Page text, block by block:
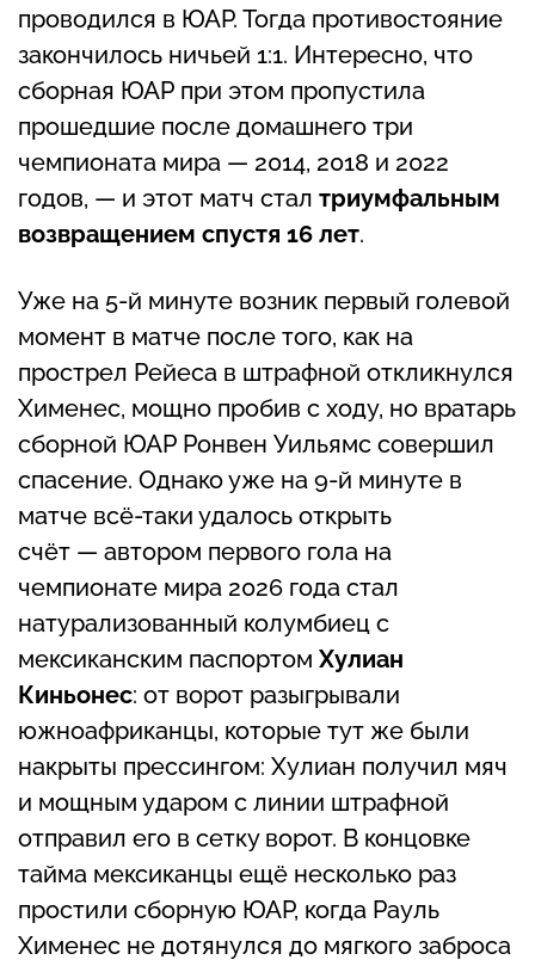
проводился в ЮАР. Тогда противостояние
закончилось ничьей 1:1. Интересно, что
сборная ЮАР при этом пропустила
прошедшие после домашнего три
чемпионата мира — 2014, 2018 и 2022
годов, — и этот матч стал триумфальным
возвращением спустя 16 лет.
Уже на 5-й минуте возник первый голевой
момент в матче после того, как на
прострел Рейеса в штрафной откликнулся
Хименес, мощно пробив с ходу, но вратарь
сборной ЮАР Ронвен Уильямс совершил
спасение. Однако уже на 9-й минуте в
матче всё-таки удалось открыть
счёт — автором первого гола на
чемпионате мира 2026 года стал
натурализованный колумбиец с
мексиканским паспортом Хулиан
Киньонес: от ворот разыгрывали
южноафриканцы, которые тут же были
накрыты прессингом: Хулиан получил мяч
и мощным ударом с линии штрафной
отправил его в сетку ворот. В концовке
тайма мексиканцы ещё несколько раз
простили сборную ЮАР, когда Рауль
Хименес не дотянулся до мягкого заброса